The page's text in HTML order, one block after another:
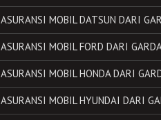
ASURANSI MOBIL DATSUN DARI
ASURANSI MOBIL FORD DARI
ASURANSI MOBIL HONDA DARI
ASURANSI MOBIL HYUNDAI DARI